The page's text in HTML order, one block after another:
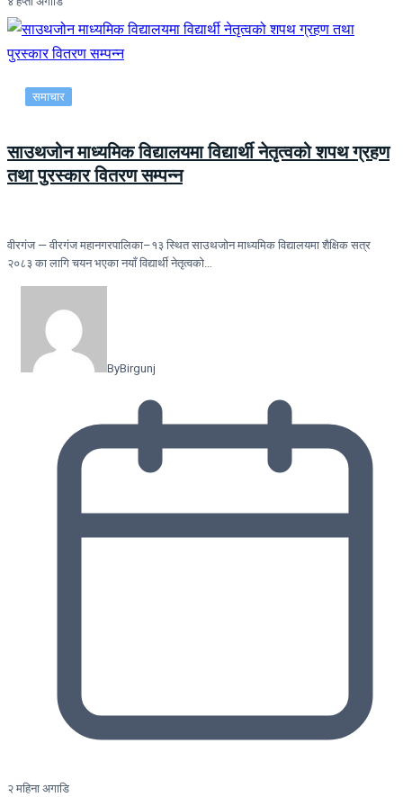
समाचार
साउथजोन माध्यमिक विद्यालयमा विद्यार्थी नेतृत्वको शपथ ग्रहण
तथा पुरस्कार वितरण सम्पन्न
वीरगंज — वीरगंज महानगरपालिका–१३ स्थित साउथजोन माध्यमिक विद्यालयमा शैक्षिक सत्र
२०८३ का लागि चयन भएका नयाँ विद्यार्थी नेतृत्वको…
ByBirgunj
२ महिना अगाडि